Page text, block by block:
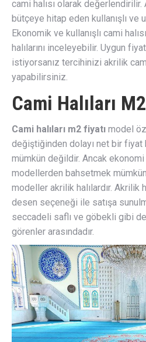
cami halısı olarak değerlendirilir.
bütçeye hitap eden kullanışlı ve
Ekonomik ve kullanışlı cami
halılarını inceleyebilir. Uygun
istiyorsanız tercihinizi akrilik
yapabilirsiniz.
Cami Halıları
Cami halıları m2 fiyatı model
değiştiğinden dolayı net bir
mümkün değildir. Ancak ekonomi
modellerden bahsetmek
modeller akrilik halılardır. Akrilik
desen seçeneği ile satışa
seccadeli saflı ve göbekli gibi
görenler arasındadır.